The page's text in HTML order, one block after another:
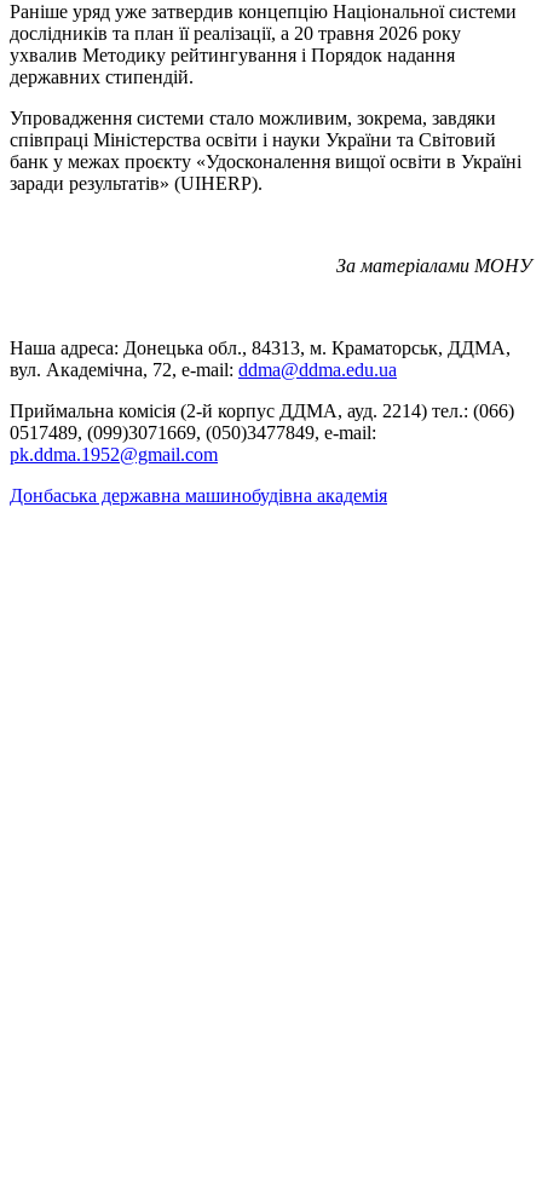
Раніше уряд уже затвердив концепцію Національної системи
дослідників та план її реалізації, а 20 травня 2026 року
ухвалив Методику рейтингування і Порядок надання
державних стипендій.
Упровадження системи стало можливим, зокрема, завдяки
співпраці Міністерства освіти і науки України та Світовий
банк у межах проєкту «Удосконалення вищої освіти в Україні
заради результатів» (UIHERP).
За матеріалами МОНУ
Наша адреса: Донецька обл., 84313, м. Краматорськ, ДДМА,
вул. Академічна, 72, е-mail: ddma@ddma.edu.ua
Приймальна комісія (2-й корпус ДДМА, ауд. 2214) тел.: (066)
0517489, (099)3071669, (050)3477849, e-mail:
pk.ddma.1952@gmail.com
Донбаська державна машинобудівна академія